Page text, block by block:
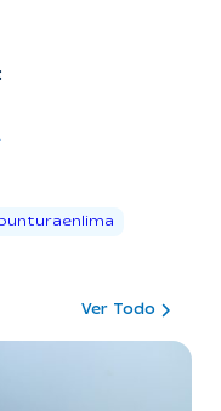
Ver Todo